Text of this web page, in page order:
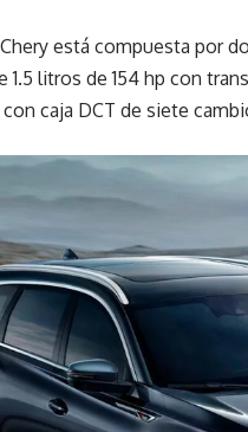
está compuesta por
litros de 154 hp con
caja DCT de siete